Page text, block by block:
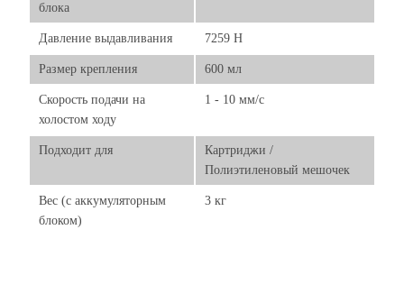
блока
Давление выдавливания 7259 Н
Размер крепления 600 мл
Скорость подачи на
холостом ходу
1 - 10 мм/с
Подходит для
Картриджи /
Полиэтиленовый мешочек
Вес (с аккумуляторным
блоком)
3 кг